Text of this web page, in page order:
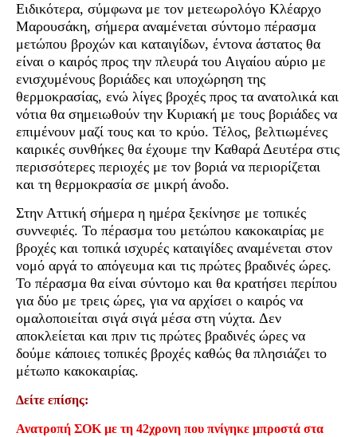
Ειδικότερα, σύμφωνα με τον μετεωρολόγο Κλέαρχο
Μαρουσάκη, σήμερα αναμένεται σύντομο πέρασμα
μετώπου βροχών και καταιγίδων, έντονα άστατος θα
είναι ο καιρός προς την πλευρά του Αιγαίου αύριο με
ενισχυμένους βοριάδες και υποχώρηση της
θερμοκρασίας, ενώ λίγες βροχές προς τα ανατολικά και
νότια θα σημειωθούν την Κυριακή με τους βοριάδες να
επιμένουν μαζί τους και το κρύο. Τέλος, βελτιωμένες
καιρικές συνθήκες θα έχουμε την Καθαρά Δευτέρα στις
περισσότερες περιοχές με τον βοριά να περιορίζεται
και τη θερμοκρασία σε μικρή άνοδο.
Στην Αττική σήμερα η ημέρα ξεκίνησε με τοπικές
συννεφιές. Το πέρασμα του μετώπου κακοκαιρίας με
βροχές και τοπικά ισχυρές καταιγίδες αναμένεται στον
νομό αργά το απόγευμα και τις πρώτες βραδινές ώρες.
Το πέρασμα θα είναι σύντομο και θα κρατήσει περίπου
για δύο με τρεις ώρες, για να αρχίσει ο καιρός να
ομαλοποιείται σιγά σιγά μέσα στη νύχτα. Δεν
αποκλείεται και πριν τις πρώτες βραδινές ώρες να
δούμε κάποιες τοπικές βροχές καθώς θα πλησιάζει το
μέτωπο κακοκαιρίας.
Δείτε επίσης:
Ανατροπή ΣΟΚ με τη 42χρονη που πνίγηκε μπροστά στα